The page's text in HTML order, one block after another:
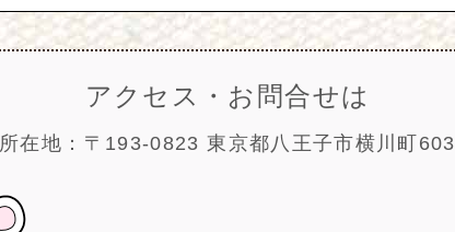
アクセス・お問合せは
所在地：〒193-0823 東京都八王子市横川町603